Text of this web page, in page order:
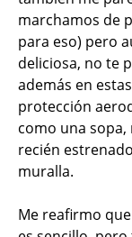
marchamos de
para eso) pero
deliciosa, no te
además en
protección
como una sopa,
recién
muralla.
Me reafirmo